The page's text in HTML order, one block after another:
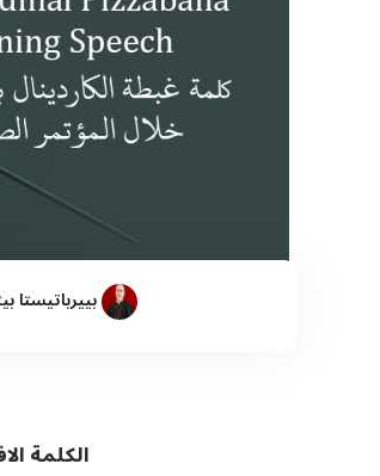
بييرباتيستا
الكلمة